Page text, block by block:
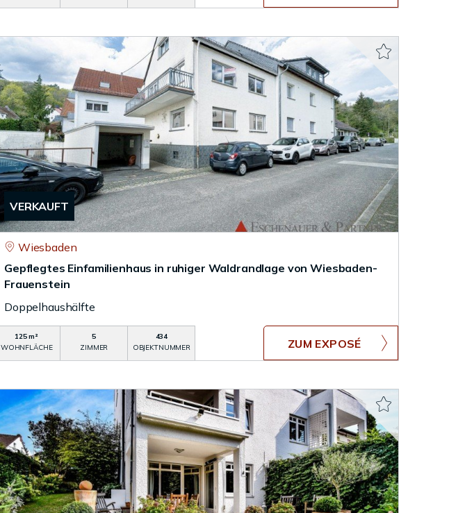
VERKAUFT
Wiesbaden
Gepflegtes Einfamilienhaus in ruhiger Waldrandlage von Wiesbaden-
Frauenstein
Doppelhaushälfte
125 m²
WOHNFLÄCHE
5
ZIMMER
434
OBJEKTNUMMER
ZUM EXPOSÉ